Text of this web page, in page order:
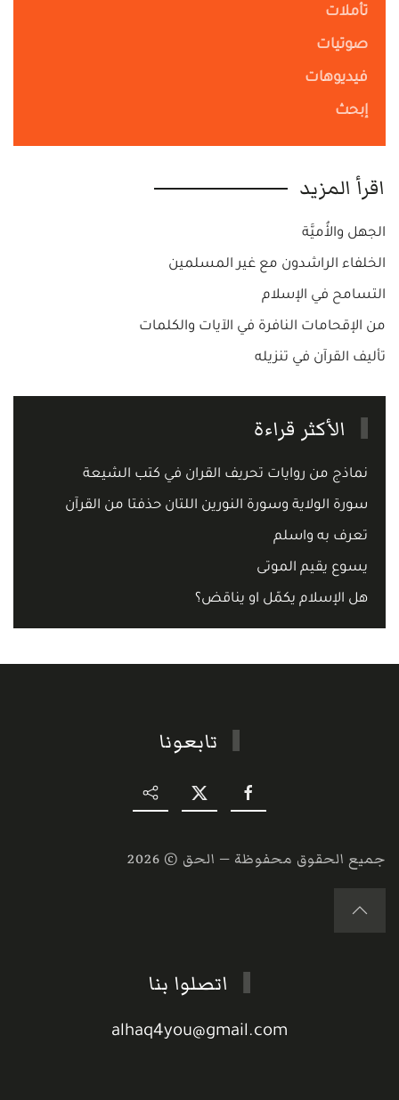
تأملات
صوتيات
فيديوهات
إبحث
اقرأ المزيد
الجهل والأُميَّة
الخلفاء الراشدون مع غير المسلمين
التسامح في الإسلام
من الإقحامات النافرة في الآيات والكلمات
تأليف القرآن في تنزيله
الأكثر قراءة
نماذج من روايات تحريف القران في كتب الشيعة
سورة الولاية وسورة النورين اللتان حذفتا من القرآن
تعرف به واسلم
يسوع يقيم الموتى
هل الإسلام يكمّل او يناقض؟
تابعونا
جميع الحقوق محفوظة — الحق © 2026
اتصلوا بنا
alhaq4you@gmail.com